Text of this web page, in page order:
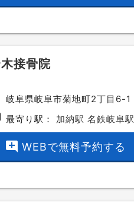
接骨院
岐阜県岐阜市菊地町2丁目6-1
最寄り駅： 加納駅 名鉄岐阜駅
add_comment WEBで無料予約する